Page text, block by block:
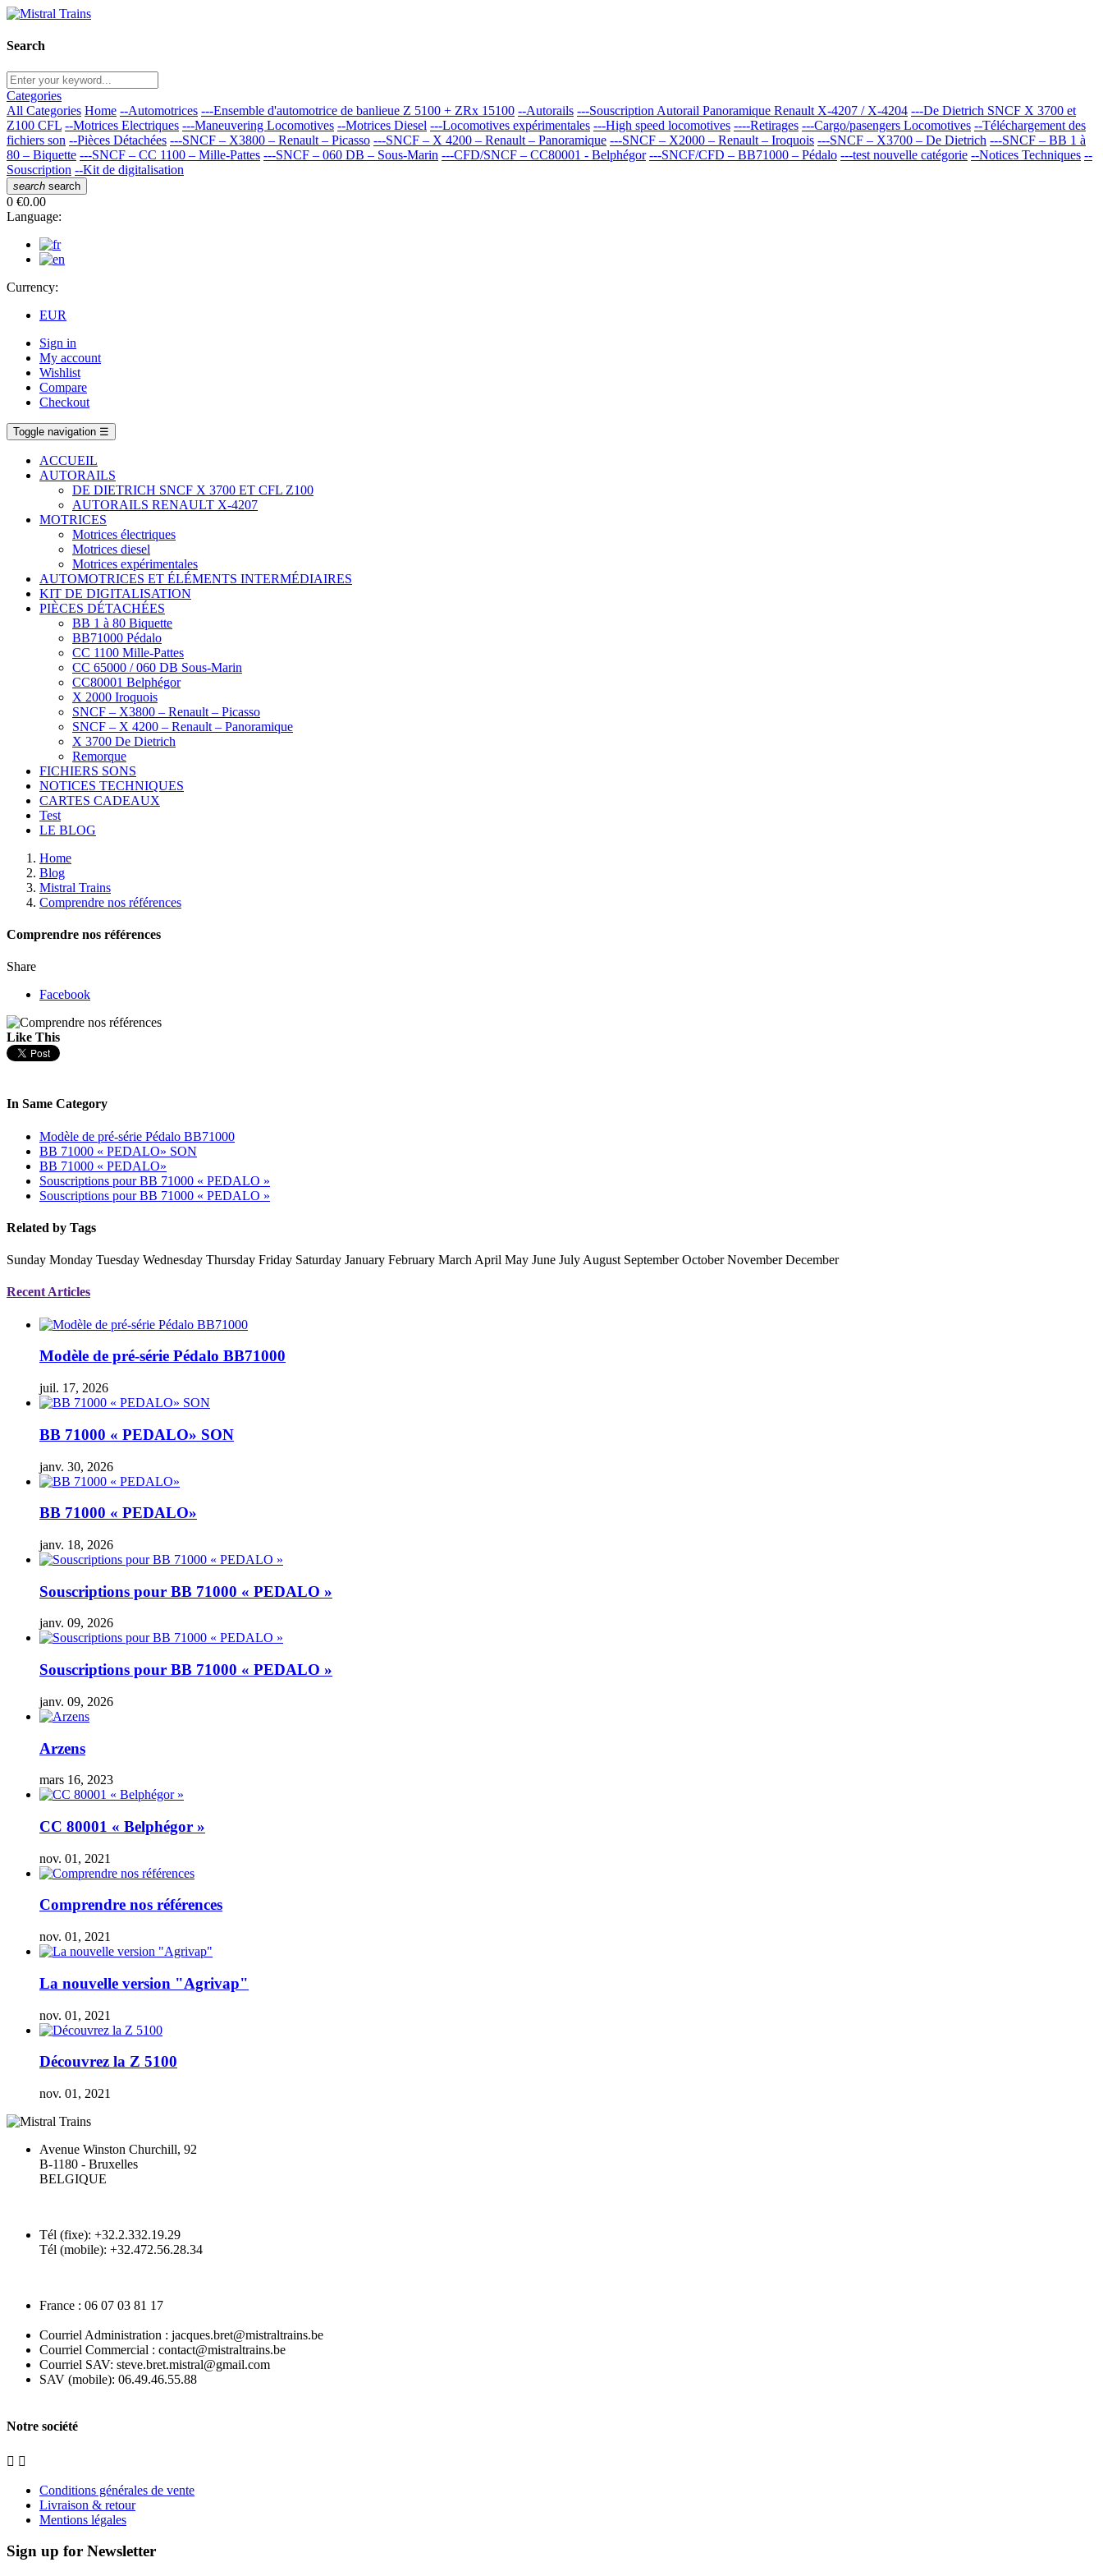
Search
Categories
All Categories Home --Automotrices ---Ensemble d'automotrice de banlieue Z 5100 + ZRx 15100 --Autorails ---Souscription Autorail Panoramique Renault X-4207 / X-4204 ---De Dietrich SNCF X 3700 et
Z100 CFL --Motrices Electriques ---Maneuvering Locomotives --Motrices Diesel ---Locomotives expérimentales ---High speed locomotives ----Retirages ---Cargo/pasengers Locomotives --Téléchargement des
fichiers son --Pièces Détachées ---SNCF – X3800 – Renault – Picasso ---SNCF – X 4200 – Renault – Panoramique ---SNCF – X2000 – Renault – Iroquois ---SNCF – X3700 – De Dietrich ---SNCF – BB 1 à
80 – Biquette ---SNCF – CC 1100 – Mille-Pattes ---SNCF – 060 DB – Sous-Marin ---CFD/SNCF – CC80001 - Belphégor ---SNCF/CFD – BB71000 – Pédalo ---test nouvelle catégorie --Notices Techniques --
Souscription --Kit de digitalisation
search search
0 €0.00
Language:
Currency:
EUR
Sign in
My account
Wishlist
Compare
Checkout
Toggle navigation ☰
ACCUEIL
AUTORAILS
DE DIETRICH SNCF X 3700 ET CFL Z100
AUTORAILS RENAULT X-4207
MOTRICES
Motrices électriques
Motrices diesel
Motrices expérimentales
AUTOMOTRICES ET ÉLÉMENTS INTERMÉDIAIRES
KIT DE DIGITALISATION
PIÈCES DÉTACHÉES
BB 1 à 80 Biquette
BB71000 Pédalo
CC 1100 Mille-Pattes
CC 65000 / 060 DB Sous-Marin
CC80001 Belphégor
X 2000 Iroquois
SNCF – X3800 – Renault – Picasso
SNCF – X 4200 – Renault – Panoramique
X 3700 De Dietrich
Remorque
FICHIERS SONS
NOTICES TECHNIQUES
CARTES CADEAUX
Test
LE BLOG
Home
Blog
Mistral Trains
Comprendre nos références
Comprendre nos références
Share
Facebook
Like This
In Same Category
Modèle de pré-série Pédalo BB71000
BB 71000 « PEDALO» SON
BB 71000 « PEDALO»
Souscriptions pour BB 71000 « PEDALO »
Souscriptions pour BB 71000 « PEDALO »
Related by Tags
Sunday Monday Tuesday Wednesday Thursday Friday Saturday January February March April May June July August September October November December
Recent Articles
Modèle de pré-série Pédalo BB71000
juil. 17, 2026
BB 71000 « PEDALO» SON
janv. 30, 2026
BB 71000 « PEDALO»
janv. 18, 2026
Souscriptions pour BB 71000 « PEDALO »
janv. 09, 2026
Souscriptions pour BB 71000 « PEDALO »
janv. 09, 2026
Arzens
mars 16, 2023
CC 80001 « Belphégor »
nov. 01, 2021
Comprendre nos références
nov. 01, 2021
La nouvelle version "Agrivap"
nov. 01, 2021
Découvrez la Z 5100
nov. 01, 2021
Avenue Winston Churchill, 92
B-1180 - Bruxelles
BELGIQUE
Tél (fixe): +32.2.332.19.29
Tél (mobile): +32.472.56.28.34
France : 06 07 03 81 17
Courriel Administration : jacques.bret@mistraltrains.be
Courriel Commercial : contact@mistraltrains.be
Courriel SAV: steve.bret.mistral@gmail.com
SAV (mobile): 06.49.46.55.88
Notre société
 
Conditions générales de vente
Livraison & retour
Mentions légales
Sign up for Newsletter